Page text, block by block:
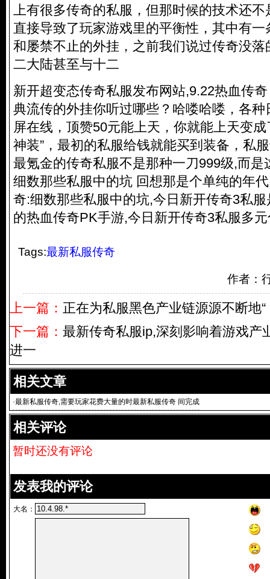
上有很多传奇的私服，但那时候的技术还
直接导致了玩家游戏里的平衡性，其中有一
和屡禁不止的外挂，之前我们说过传奇没
二大陆甚至与十二
新开超变态传奇私服发布网站,9.22热血传
典流传的外挂你听过哪些？哈喽哈喽，各
屏在线，顶赞50元能上天，你就能上天变
神装”，最初的私服给钱就能买到装备，私
最氪金的传奇私服不是那种一刀999级,而是
细数那些私服中的坑 回想那是个单纯的年
奇:细数那些私服中的坑,今日新开传奇3私
的热血传奇PK手游,今日新开传奇3私服多
Tags:最新私服传奇
作者：
上一篇： 正在为私服黑色产业链源源不断地“
下一篇： 最新传奇私服ip,深刻影响着游戏产
进一
相关文章
·最新私服传奇,需要玩家花费大量的时最新私服传奇 间完成
相关评论
暂时还没有评论
发表我的评论
大名：